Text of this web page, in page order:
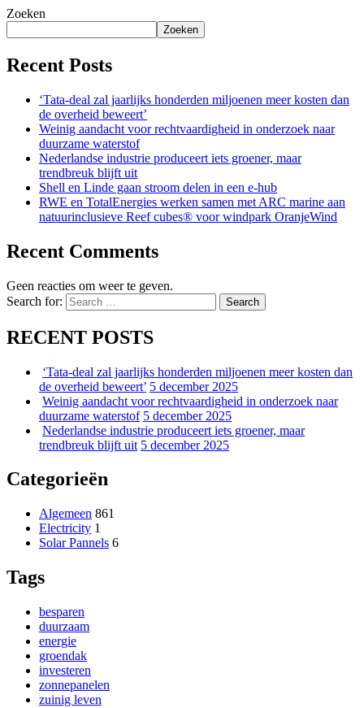
Zoeken
Zoeken
Recent Posts
‘Tata-deal zal jaarlijks honderden miljoenen meer kosten dan
de overheid beweert’
Weinig aandacht voor rechtvaardigheid in onderzoek naar
duurzame waterstof
Nederlandse industrie produceert iets groener, maar
trendbreuk blijft uit
Shell en Linde gaan stroom delen in een e-hub
RWE en TotalEnergies werken samen met ARC marine aan
natuurinclusieve Reef cubes® voor windpark OranjeWind
Recent Comments
Geen reacties om weer te geven.
Search for:
Search
RECENT POSTS
‘Tata-deal zal jaarlijks honderden miljoenen meer kosten dan
de overheid beweert’ 5 december 2025
Weinig aandacht voor rechtvaardigheid in onderzoek naar
duurzame waterstof 5 december 2025
Nederlandse industrie produceert iets groener, maar
trendbreuk blijft uit 5 december 2025
Categorieën
Algemeen 861
Electricity 1
Solar Pannels 6
Tags
besparen
duurzaam
energie
groendak
investeren
zonnepanelen
zuinig leven